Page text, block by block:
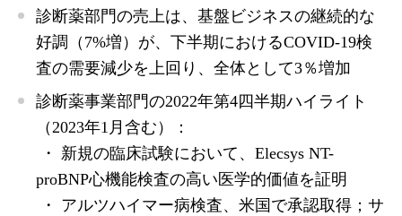
診断薬部門の売上は、基盤ビジネスの継続的な
好調（7%増）が、下半期におけるCOVID-19検
査の需要減少を上回り、全体として3％増加
診断薬事業部門の2022年第4四半期ハイライト
（2023年1月含む）：
・ 新規の臨床試験において、Elecsys NT-
proBNP心機能検査の高い医学的価値を証明
・ アルツハイマー病検査、米国で承認取得；サ